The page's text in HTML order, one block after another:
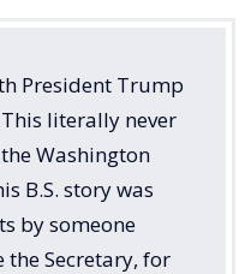
President Trump
literally never
Washington
B.S. story was
by someone
Secretary, for